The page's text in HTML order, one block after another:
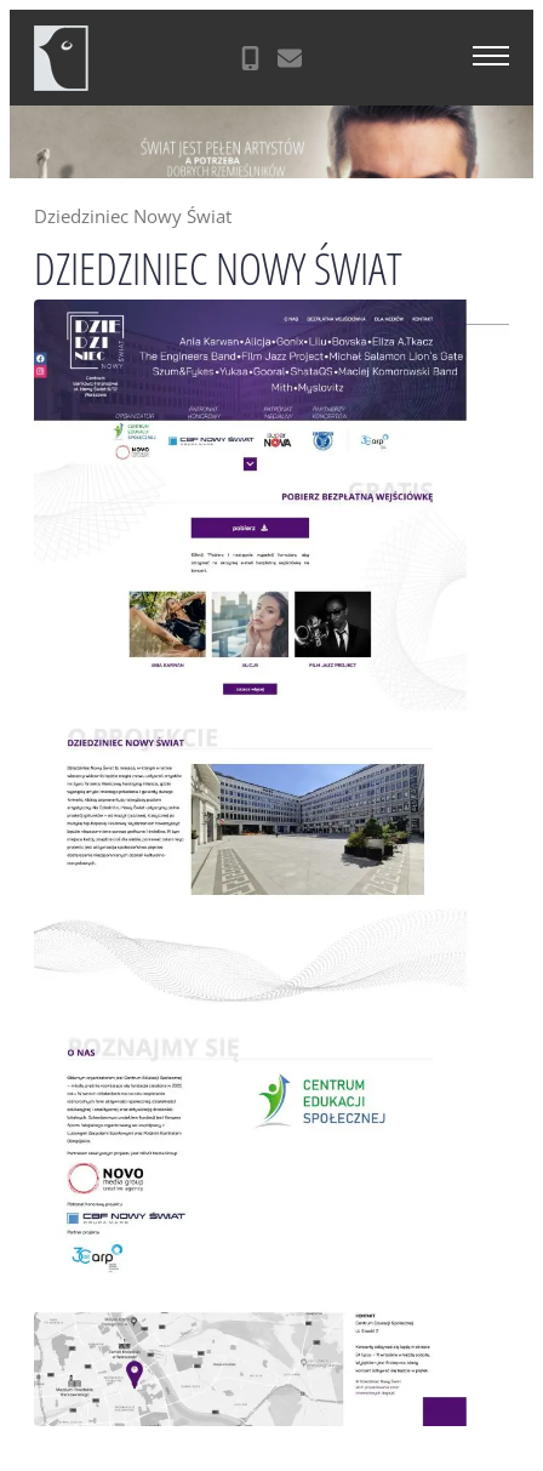
Skip
content
Agencja Reklamowa Zielona Góra
Dziedziniec Nowy Świat
DZIEDZINIEC NOWY ŚWIAT